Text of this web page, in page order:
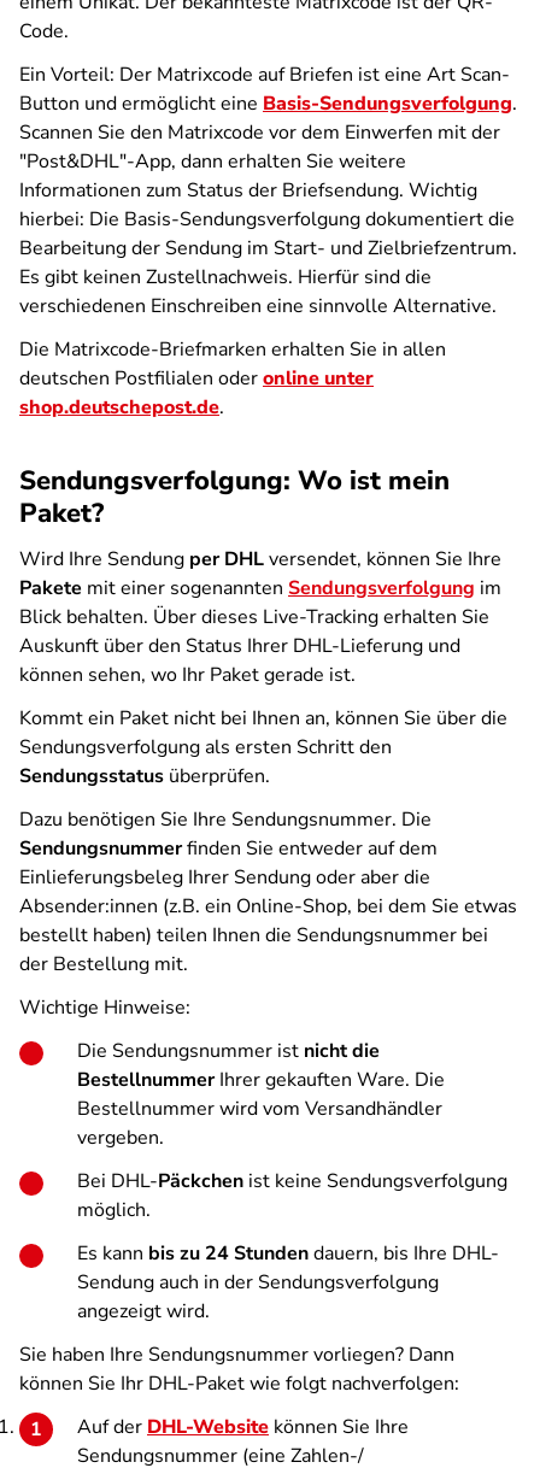
Code.
Ein Vorteil: Der Matrixcode auf Briefen ist eine Art Scan-
Button und ermöglicht eine Basis-Sendungsverfolgung.
Scannen Sie den Matrixcode vor dem Einwerfen mit der
"Post&DHL"-App, dann erhalten Sie weitere
Informationen zum Status der Briefsendung. Wichtig
hierbei: Die Basis-Sendungsverfolgung dokumentiert die
Bearbeitung der Sendung im Start- und Zielbriefzentrum.
Es gibt keinen Zustellnachweis. Hierfür sind die
verschiedenen Einschreiben eine sinnvolle Alternative.
Die Matrixcode-Briefmarken erhalten Sie in allen
deutschen Postfilialen oderonline unter
shop.deutschepost.de.
Sendungsverfolgung: Wo ist mein
Paket?
Wird Ihre Sendung per DHLversendet, können Sie Ihre
Pakete mit einer sogenannten Sendungsverfolgung im
Blick behalten. Über dieses Live-Tracking erhalten Sie
Auskunft über den Status Ihrer DHL-Lieferung und
können sehen, wo Ihr Paket gerade ist.
Kommt ein Paket nicht bei Ihnen an, können Sie über die
Sendungsverfolgung als ersten Schritt den
Sendungsstatus überprüfen.
Dazu benötigen Sie Ihre Sendungsnummer. Die
Sendungsnummerfinden Sie entweder auf dem
Einlieferungsbeleg Ihrer Sendung oder aber die
Absender:innen (z.B. ein Online-Shop, bei dem Sie etwas
bestellt haben) teilen Ihnen die Sendungsnummer bei
der Bestellung mit.
Wichtige Hinweise:
Die Sendungsnummer ist nicht die
BestellnummerIhrer gekauften Ware. Die
Bestellnummer wird vom Versandhändler
vergeben.
Bei DHL-Päckchen ist keine Sendungsverfolgung
möglich.
Es kann bis zu 24 Stundendauern, bis Ihre DHL-
Sendung auch in der Sendungsverfolgung
angezeigt wird.
Sie haben Ihre Sendungsnummer vorliegen? Dann
können Sie Ihr DHL-Paket wie folgt nachverfolgen:
Auf der DHL-Website können Sie Ihre
Sendungsnummer (eine Zahlen-/